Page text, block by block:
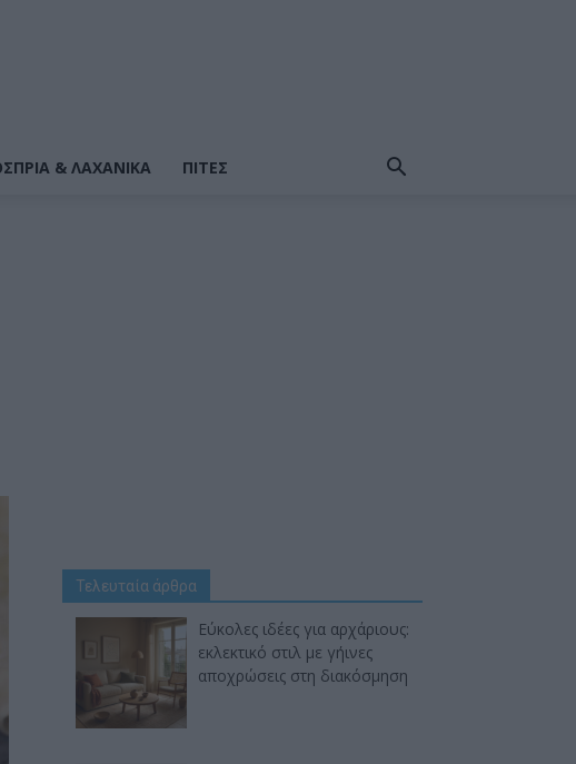
& ΛΑΧΑΝΙΚΆ ΠΙΤΕΣ
Τελευταία άρθρα
Εύκολες ιδέες για αρχάριους:
εκλεκτικό στιλ με γήινες
αποχρώσεις στη διακόσμηση